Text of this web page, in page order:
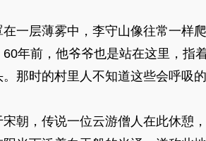
层薄雾中，李守山像往常一样爬
年前，他爷爷也是站在这里，指
那时的村里人不知道这些会呼吸
，传说一位云游僧人在此休憩，